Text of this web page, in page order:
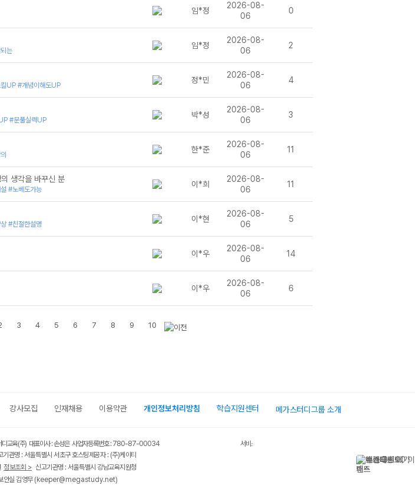
임*정
2026-08-
06
0
는
임*정
2026-08-
06
2
UP #개념이해도UP
정*민
2026-08-
06
4
#문풀실력UP
박*성
2026-08-
06
3
한*준
2026-08-
06
11
생각을 바꾸신 분
#노베도가능
이*희
2026-08-
06
11
#친절한설명
이*현
2026-08-
06
5
이*우
2026-08-
06
14
이*우
2026-08-
06
6
3 4 5 6 7 8 9 10
강사모집 인재채용 이용약관 개인정보처리방침 학습지원센터 메가스터디그룹 소개
디교육(주) 대표이사 : 손성은 사업자등록번호 : 780-87-00034
기관명 : 서울특별시 서초구 호스팅제공자 : (주)케이티
정보조회 > 신고기관명 : 서울특별시 강남교육지원청
안실 김영무(keeper@megastudy.net)
서비스 가입사실 확인